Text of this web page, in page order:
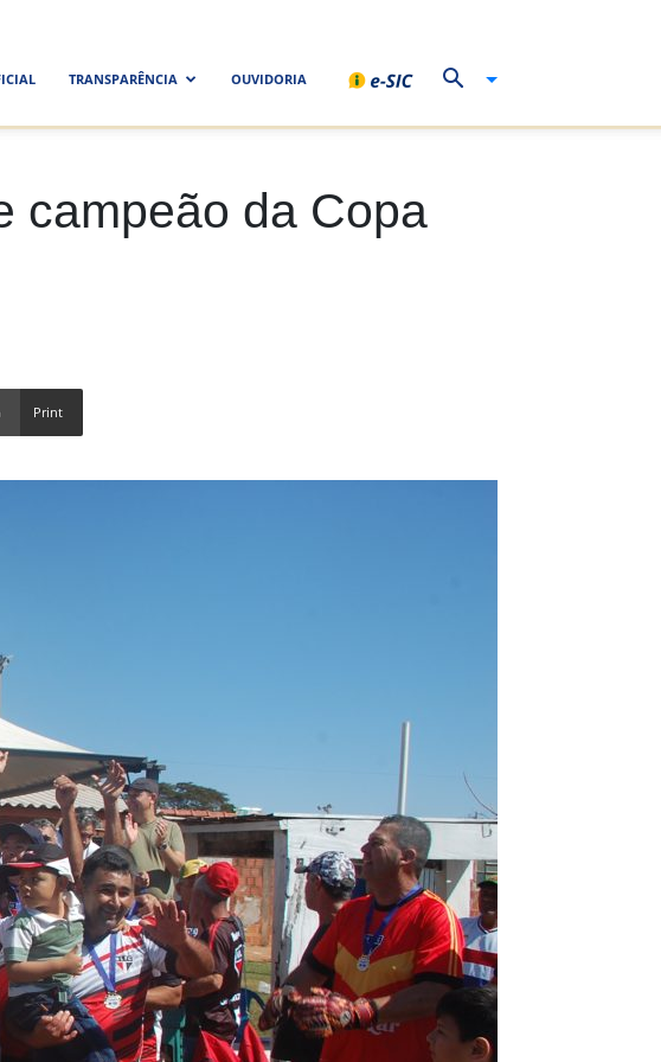
TRANSPARÊNCIA OUVIDORIA
campeão da Copa
Print